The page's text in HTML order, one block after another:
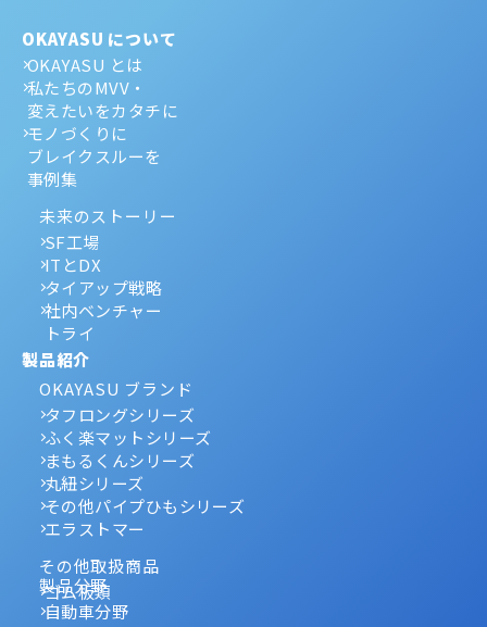
OKAYASU について
OKAYASU とは
私たちのMVV・
変えたいをカタチに
モノづくりに
ブレイクスルーを
事例集
未来のストーリー
SF工場
ITとDX
タイアップ戦略
社内ベンチャー
トライ
製品紹介
OKAYASU ブランド
タフロングシリーズ
ふく楽マットシリーズ
まもるくんシリーズ
丸紐シリーズ
その他パイプひもシリーズ
エラストマー
その他取扱商品
ゴム板類
製品分野
自動車分野